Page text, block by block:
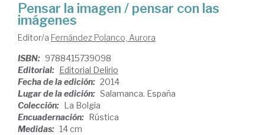
Pensar la imagen / pensar con las
imágenes
Editor/a Fernández Polanco, Aurora
ISBN: 9788415739098
Editorial: Editorial Delirio
Fecha de la edición: 2014
Lugar de la edición: Salamanca. España
Colección: La Bolgia
Encuadernación: Rústica
Medidas: 14 cm